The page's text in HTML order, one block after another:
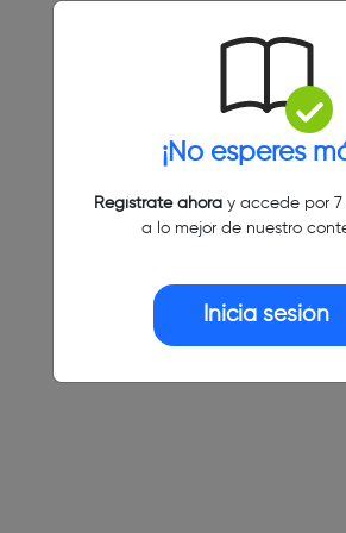
¡No esperes
Regístrate ahoray accede por 7
a lo mejor de nuestro
Inicia sesión